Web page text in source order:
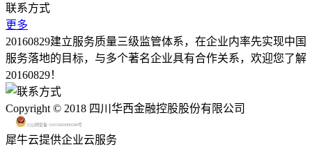
联系方式
更多
20160829建立服务质量三级监管体系，在企业内率先实现中国
服务落地的目标，与多个著名企业具有合作关系，欢迎您了解
20160829！
Copyright © 2018 四川华西金融控股股份有限公司
川公网安备 51015602000580号
犀牛云提供企业云服务